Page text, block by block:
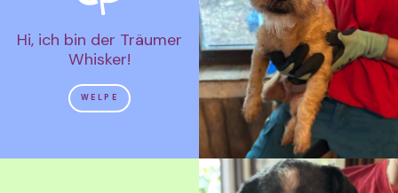
Hi, ich bin der Träumer
Whisker!
WELPE